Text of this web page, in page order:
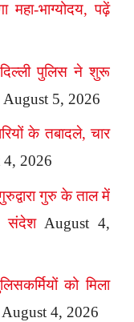
महा-भाग्योदय, पढ़ें
पुलिस ने शुरू
August 5, 2026
के तबादले, चार
2026
गुरु के ताल में
संदेश August 4,
को मिला
August 4, 2026